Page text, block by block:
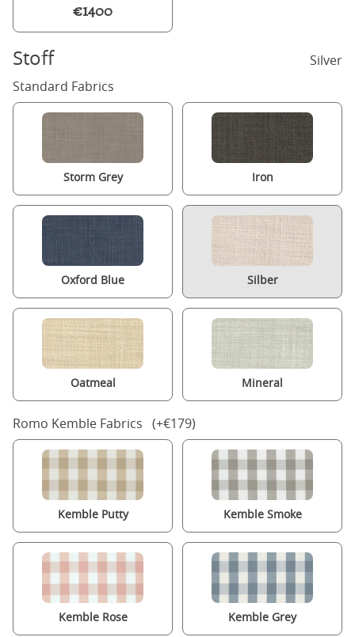
€1400
Stoff
Silver
Standard Fabrics
Storm Grey Iron
Oxford Blue Silber
Oatmeal Mineral
Romo Kemble Fabrics (+€179)
Kemble Putty Kemble Smoke
Kemble Rose Kemble Grey